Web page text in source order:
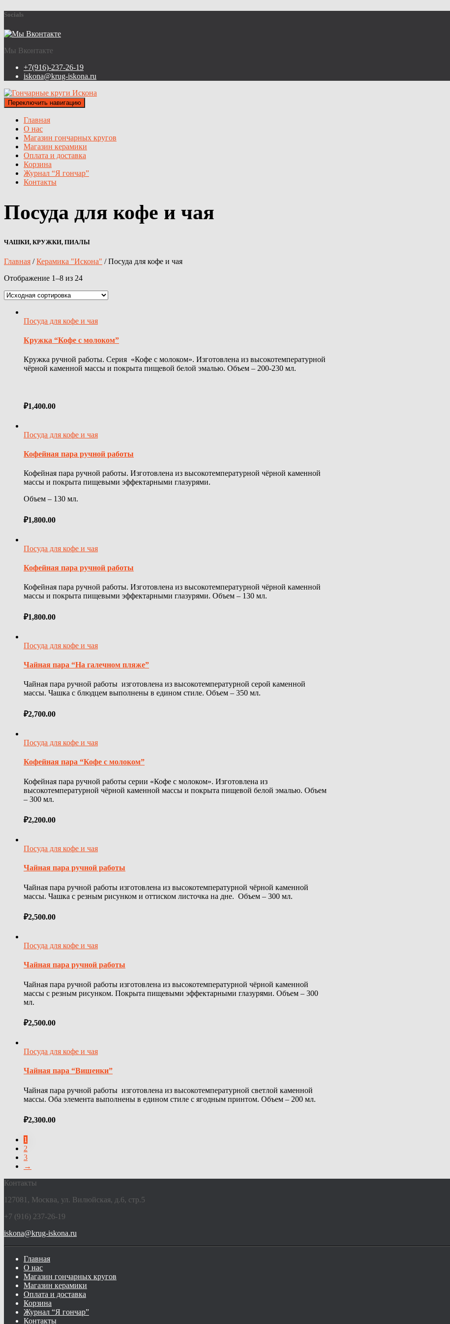
Socials
Мы Вконтакте
+7(916)-237-26-19
iskona@krug-iskona.ru
Переключить навигацию
Главная
О нас
Магазин гончарных кругов
Магазин керамики
Оплата и доставка
Корзина
Журнал “Я гончар”
Контакты
Посуда для кофе и чая
ЧАШКИ, КРУЖКИ, ПИАЛЫ
Главная /Керамика "Искона" / Посуда для кофе и чая
Отображение 1–8 из 24
Посуда для кофе и чая
Кружка “Кофе с молоком”
Кружка ручной работы. Серия «Кофе с молоком». Изготовлена из высокотемпературной
чёрной каменной массы и покрыта пищевой белой эмалью. Объем – 200-230 мл.
₽1,400.00
Посуда для кофе и чая
Кофейная пара ручной работы
Кофейная пара ручной работы. Изготовлена из высокотемпературной чёрной каменной
массы и покрыта пищевыми эффектарными глазурями.
Объем – 130 мл.
₽1,800.00
Посуда для кофе и чая
Кофейная пара ручной работы
Кофейная пара ручной работы. Изготовлена из высокотемпературной чёрной каменной
массы и покрыта пищевыми эффектарными глазурями. Объем – 130 мл.
₽1,800.00
Посуда для кофе и чая
Чайная пара “На галечном пляже”
Чайная пара ручной работы изготовлена из высокотемпературной серой каменной
массы. Чашка с блюдцем выполнены в едином стиле. Объем – 350 мл.
₽2,700.00
Посуда для кофе и чая
Кофейная пара “Кофе с молоком”
Кофейная пара ручной работы серии «Кофе с молоком». Изготовлена из
высокотемпературной чёрной каменной массы и покрыта пищевой белой эмалью. Объем
– 300 мл.
₽2,200.00
Посуда для кофе и чая
Чайная пара ручной работы
Чайная пара ручной работы изготовлена из высокотемпературной чёрной каменной
массы. Чашка с резным рисунком и оттиском листочка на дне. Объем – 300 мл.
₽2,500.00
Посуда для кофе и чая
Чайная пара ручной работы
Чайная пара ручной работы изготовлена из высокотемпературной чёрной каменной
массы с резным рисунком. Покрыта пищевыми эффектарными глазурями. Объем – 300
мл.
₽2,500.00
Посуда для кофе и чая
Чайная пара “Вишенки”
Чайная пара ручной работы изготовлена из высокотемпературной светлой каменной
массы. Оба элемента выполнены в едином стиле с ягодным принтом. Объем – 200 мл.
₽2,300.00
1
2
3
→
Контакты
127081, Москва, ул. Вилюйская, д.6, стр.5
+7 (916) 237-26-19
iskona@krug-iskona.ru
Главная
О нас
Магазин гончарных кругов
Магазин керамики
Оплата и доставка
Корзина
Журнал “Я гончар”
Контакты